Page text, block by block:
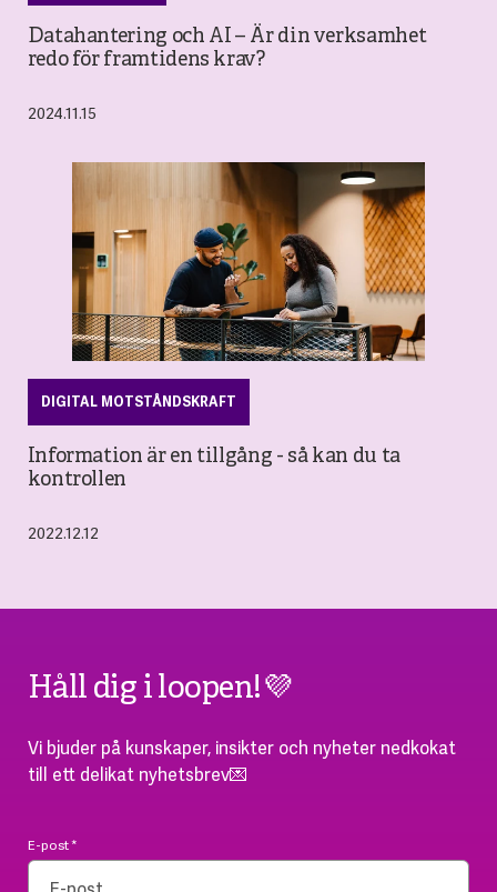
Datahantering och AI – Är din verksamhet
redo för framtidens krav?
2024.11.15
DIGITAL MOTSTÅNDSKRAFT
Information är en tillgång - så kan du ta
kontrollen
2022.12.12
Håll dig i loopen!💜
Vi bjuder på kunskaper, insikter och nyheter nedkokat
till ett delikat nyhetsbrev💌
E-post*